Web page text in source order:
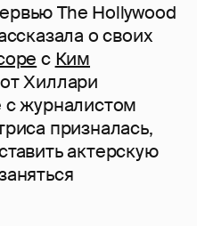
The Hollywood
о своих
с Ким
Хиллари
с журналистом
призналась,
актерскую